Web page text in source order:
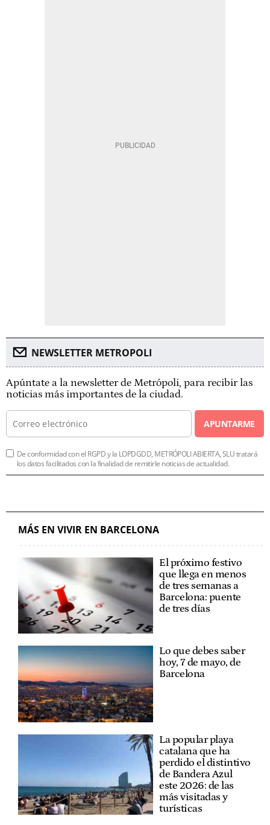
NEWSLETTER METROPOLI
Apúntate a la newsletter de Metrópoli, para recibir las
noticias más importantes de la ciudad.
APUNTARME
De conformidad con el RGPD y la LOPDGDD, METRÓPOLI ABIERTA, SLU tratará
los datos facilitados con la finalidad de remitirle noticias de actualidad.
MÁS EN VIVIR EN BARCELONA
El próximo festivo
que llega en menos
de tres semanas a
Barcelona: puente
de tres días
Lo que debes saber
hoy, 7 de mayo, de
Barcelona
La popular playa
catalana que ha
perdido el distintivo
de Bandera Azul
este 2026: de las
más visitadas y
turísticas